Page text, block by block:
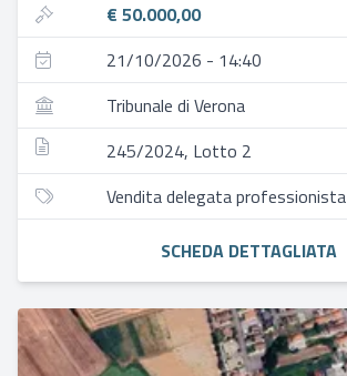
€ 50.000,00
21/10/2026 - 14:40
Tribunale di Verona
245/2024, Lotto 2
Vendita delegata professionista
SCHEDA DETTAGLIATA